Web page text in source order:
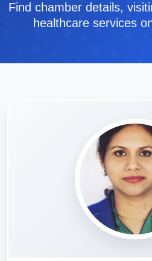
Find chamber details,
healthcare services